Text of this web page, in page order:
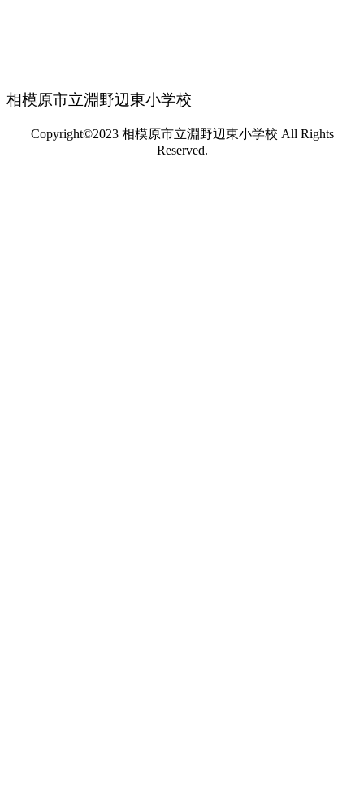
相模原市立淵野辺東小学校
Copyright©2023 相模原市立淵野辺東小学校 All Rights
Reserved.